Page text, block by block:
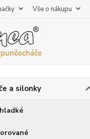
Vše o nákupu
a silonky